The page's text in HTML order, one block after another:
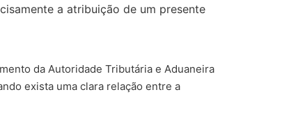
a atribuição de um presente
da Autoridade Tributária e Aduaneira
exista uma clara relação entre a